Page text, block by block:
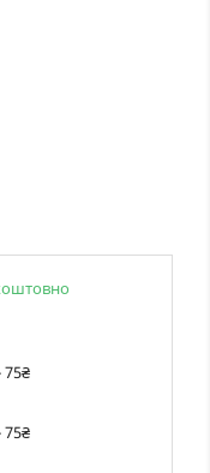
75₴
75₴